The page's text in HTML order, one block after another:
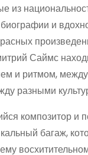
из
и
Саймс
и ритмом,
разными
композитор и
багаж,